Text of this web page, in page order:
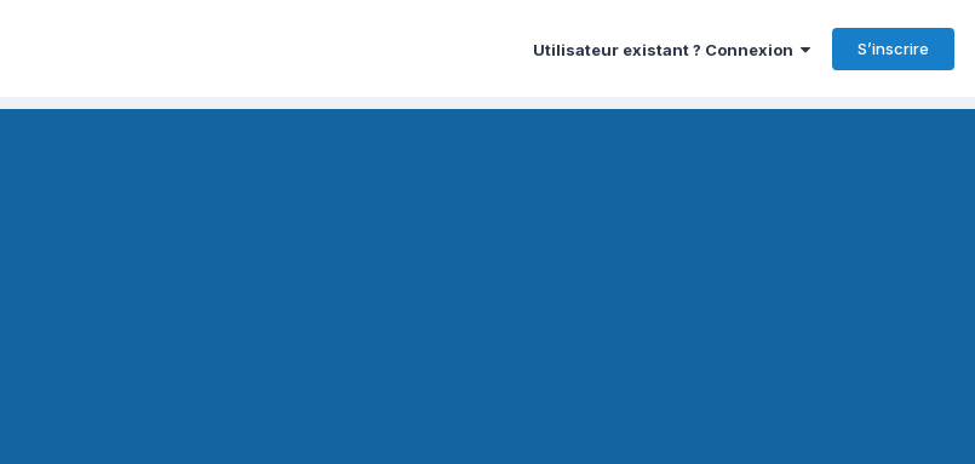
Utilisateur existant ? Connexion S’inscrire